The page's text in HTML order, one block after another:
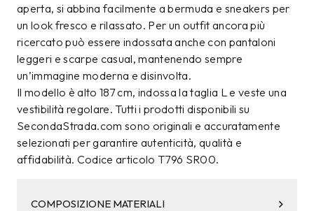
aperta, si abbina facilmente a bermuda e sneakers per
un look fresco e rilassato. Per un outfit ancora più
ricercato può essere indossata anche con pantaloni
leggeri e scarpe casual, mantenendo sempre
un’immagine moderna e disinvolta.
Il modello è alto 187 cm, indossa la taglia L e veste una
vestibilità regolare. Tutti i prodotti disponibili su
SecondaStrada.com sono originali e accuratamente
selezionati per garantire autenticità, qualità e
affidabilità. Codice articolo T796 SR00.
COMPOSIZIONE MATERIALI